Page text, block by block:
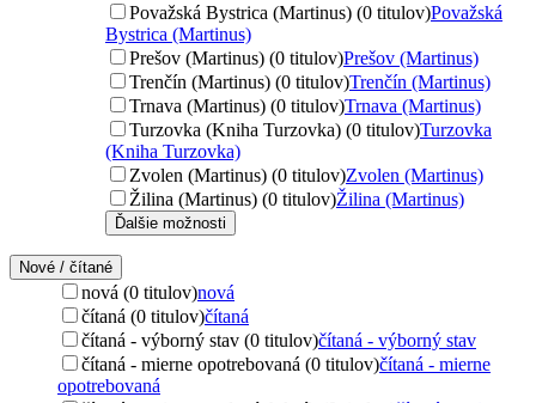
Považská Bystrica (Martinus) (0 titulov)Považská
Bystrica (Martinus)
Prešov (Martinus) (0 titulov)Prešov (Martinus)
Trenčín (Martinus) (0 titulov)Trenčín (Martinus)
Trnava (Martinus) (0 titulov)Trnava (Martinus)
Turzovka (Kniha Turzovka) (0 titulov)Turzovka
(Kniha Turzovka)
Zvolen (Martinus) (0 titulov)Zvolen (Martinus)
Žilina (Martinus) (0 titulov)Žilina (Martinus)
Ďalšie možnosti
Nové / čítané
nová (0 titulov)nová
čítaná (0 titulov)čítaná
čítaná - výborný stav (0 titulov)čítaná - výborný stav
čítaná - mierne opotrebovaná (0 titulov)čítaná - mierne
opotrebovaná